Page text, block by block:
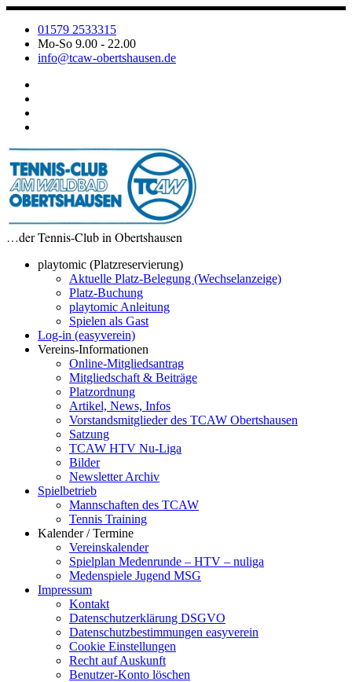
Zum
Inhalt
springen
01579 2533315
Mo-So 9.00 - 22.00
info@tcaw-obertshausen.de
…der Tennis-Club in Obertshausen
playtomic (Platzreservierung)
Aktuelle Platz-Belegung (Wechselanzeige)
Platz-Buchung
playtomic Anleitung
Spielen als Gast
Log-in (easyverein)
Vereins-Informationen
Online-Mitgliedsantrag
Mitgliedschaft & Beiträge
Platzordnung
Artikel, News, Infos
Vorstandsmitglieder des TCAW Obertshausen
Satzung
TCAW HTV Nu-Liga
Bilder
Newsletter Archiv
Spielbetrieb
Mannschaften des TCAW
Tennis Training
Kalender / Termine
Vereinskalender
Spielplan Medenrunde – HTV – nuliga
Medenspiele Jugend MSG
Impressum
Kontakt
Datenschutzerklärung DSGVO
Datenschutzbestimmungen easyverein
Cookie Einstellungen
Recht auf Auskunft
Benutzer-Konto löschen